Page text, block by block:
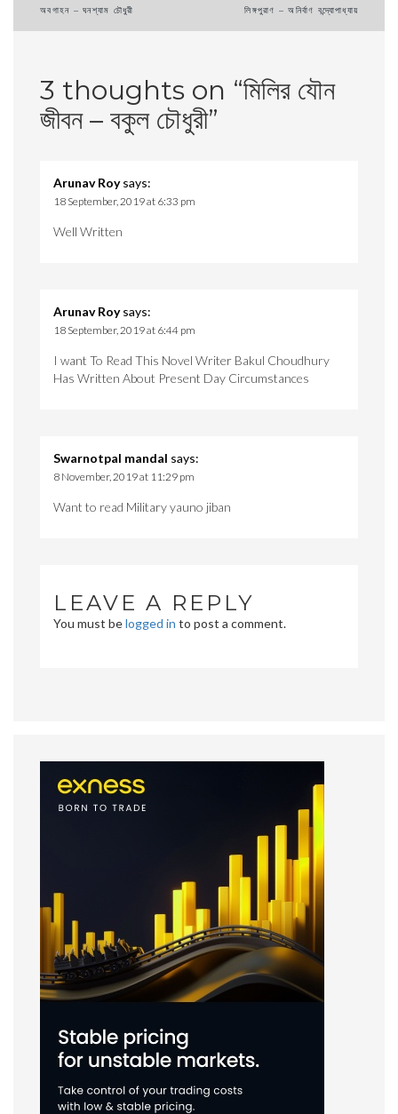
Post
অবগাহন – ঘনশ্যাম চৌধুরী লিঙ্গপুরাণ – অনির্বাণ বন্দ্যোপাধ্যায়
3 thoughts on “মিলির যৌন
জীবন – বকুল চৌধুরী”
Arunav Roy says:
18 September, 2019 at 6:33 pm
Well Written
Arunav Roy says:
18 September, 2019 at 6:44 pm
I want To Read This Novel Writer Bakul Choudhury
Has Written About Present Day Circumstances
Swarnotpal mandal says:
8 November, 2019 at 11:29 pm
Want to read Military yauno jiban
LEAVE A REPLY
You must belogged in to post a comment.